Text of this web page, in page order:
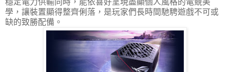
穩定電力供輸同時，能依喜好呈現盡顯個人風格的電競美
學，讓裝置顯得整齊俐落，是玩家們長時間馳騁遊戲不可或
缺的致勝配備。